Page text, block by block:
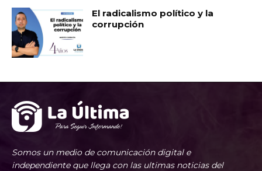
El radicalismo político y la
corrupción
Somos un medio de comunicación digital e
independiente que llega con las ultimas noticias del